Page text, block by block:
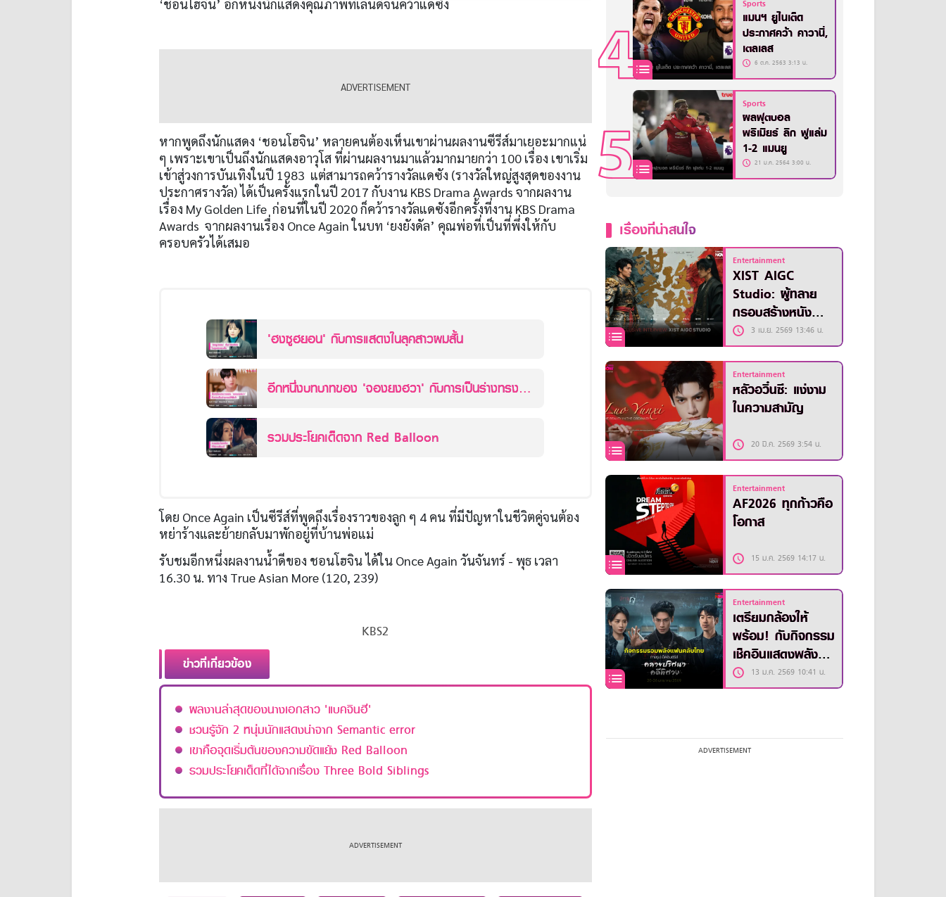
‘ชอนโฮจิน’ อีกหนึ่งนักแสดงคุณภาพที่เล่นดีจนคว้าแดซัง
หากพูดถึงนักแสดง ‘ชอนโฮจิน’ หลายคนต้องเห็นเขาผ่านผลงานซีรีส์มาเยอะมากแน่
ๆ เพราะเขาเป็นถึงนักแสดงอาวุโส ที่ผ่านผลงานมาแล้วมากมายกว่า 100 เรื่อง เขาเริ่ม
เข้าสู่วงการบันเทิงในปี 1983 แต่สามารถคว้ารางวัลแดซัง (รางวัลใหญ่สูงสุดของงาน
ประกาศรางวัล) ได้เป็นครั้งแรกในปี 2017 กับงาน KBS Drama Awards จากผลงาน
เรื่อง My Golden Life ก่อนที่ในปี 2020 ก็คว้ารางวัลแดซังอีกครั้งที่งาน KBS Drama
Awards จากผลงานเรื่อง Once Again ในบท ‘ยงยังดัล’ คุณพ่อที่เป็นที่พึ่งให้กับ
ครอบครัวได้เสมอ
'ฮงซูฮยอน' กับการแสดงในลุคสาวผมสั้น
อีกหนึ่งบทบาทของ 'จองยงฮวา' กับการเป็นร่างทรงให้
รวมประโยคเด็ดจาก Red Balloon
โดย Once Again เป็นซีรีส์ที่พูดถึงเรื่องราวของลูก ๆ 4 คน ที่มีปัญหาในชีวิตคู่จนต้อง
หย่าร้างและย้ายกลับมาพักอยู่ที่บ้านพ่อแม่
รับชมอีกหนึ่งผลงานน้ำดีของ ชอนโฮจิน ได้ใน Once Again วันจันทร์ - พุธ เวลา
16.30 น. ทาง True Asian More (120, 239)
KBS2
ข่าวที่เกี่ยวข้อง
ผลงานล่าสุดของนางเอกสาว 'แบคจินฮี'
ชวนรู้จัก 2 หนุ่มนักแสดงนำจาก Semantic error
เขาคือจุดเริ่มต้นของความขัดแย้ง Red Balloon
รวมประโยคเด็ดที่ได้จากเรื่อง Three Bold Siblings
Sports
แมนฯ ยูไนเต็ด
ประกาศคว้า คาวานี่,
เตลเลส
6 ต.ค. 2563 3:13 น.
Sports
ผลฟุตบอล
พรีเมียร์ ลีก ฟูแล่ม
1-2 แมนยู
21 ม.ค. 2564 3:00 น.
เรื่องที่น่าสนใจ
Entertainment
XIST AIGC
Studio: ผู้ทลาย
กรอบสร้างหนัง
ด้วยขุมพลังของ AI
3 เม.ย. 2569 13:46 น.
Entertainment
หลัวอวิ๋นซี: แง่งาม
ในความสามัญ
20 มี.ค. 2569 3:54 น.
Entertainment
AF2026 ทุกก้าวคือ
โอกาส
15 ม.ค. 2569 14:17 น.
Entertainment
เตรียมกล้องให้
พร้อม! กับกิจกรรม
เช็คอินแสดงพลัง ซี
รีส์ “The Truth
Within”
13 ม.ค. 2569 10:41 น.